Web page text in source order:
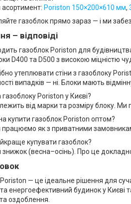
асортимент: Poriston 150×200×610 мм,
газоблок прямо зараз — і ми
– відповіді
газоблок Poriston для
D400 та D500 з високою міцністю
утеплювати стіни з газоблоку
випадків — ні. Блоки мають
газоблоку Poriston у Києві?
від марки та розміру блоку. Ми
купити газоблок Poriston оптом?
працюємо як з приватними
купувати газоблок?
знижок (весна–осінь). Про це
— це ідеальне рішення для
енергоефективний будинок у Києві
оздоблення.